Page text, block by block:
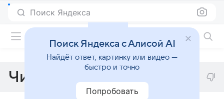
Поиск Яндекса
Чингиз Гараев
Поиск Яндекса с Алисой AI
Найдёт ответ, картинку или видео —
быстро и точно
Попробовать